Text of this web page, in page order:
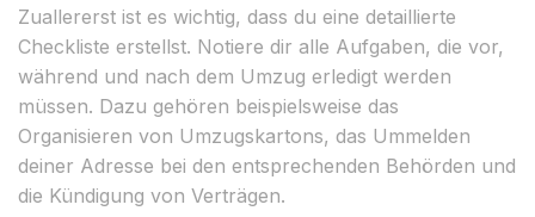
Zuallererst ist es wichtig, dass du eine detaillierte
Checkliste erstellst. Notiere dir alle Aufgaben, die vor,
während und nach dem Umzug erledigt werden
müssen. Dazu gehören beispielsweise das
Organisieren von Umzugskartons, das Ummelden
deiner Adresse bei den entsprechenden Behörden und
die Kündigung von Verträgen.